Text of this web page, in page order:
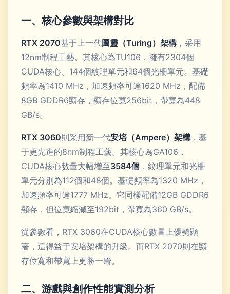
一、核心參數與架構對比
RTX 2070基于上一代圖靈（Turing）架構 ，采用
12nm制程工藝。其核心為TU106，擁有2304個
CUDA核心、144個紋理單元和64個光柵單元。基礎
頻率為1410 MHz，加速頻率可達1620 MHz，配備
8GB GDDR6顯存，顯存位寬256bit，帶寬為448
GB/s。
RTX 3060則采用新一代安培（Ampere）架構 ，基
于更先進的8nm制程工藝。其核心為GA106，
CUDA核心數量大幅增至3584個 ，紋理單元和光柵
單元分別為112個和48個。基礎頻率為1320 MHz，
加速頻率可達1777 MHz。它同樣配備12GB GDDR6
顯存，但位寬縮減至192bit，帶寬為360 GB/s。
從參數看，RTX 3060在CUDA核心數量上優勢顯
著，這得益于安培架構的升級。而RTX 2070則在顯
存位寬和帶寬上更勝一籌。
二、游戲與創作性能實測分析